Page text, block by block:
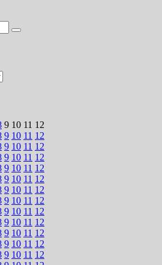
9 10 11 12
9 10 11 12
9 10 11 12
9 10 11 12
9 10 11 12
9 10 11 12
9 10 11 12
9 10 11 12
9 10 11 12
9 10 11 12
9 10 11 12
9 10 11 12
9 10 11 12